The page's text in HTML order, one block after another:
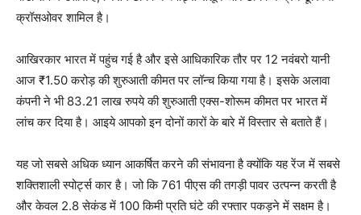
क्रॉसओवर शामिल है।
आखिरकार भारत में पहुंच गई है और इसे आधिकारिक तौर पर 12 नवंबरो यानी
आज ₹1.50 करोड़ की शुरुआती कीमत पर लॉन्च किया गया है। इसके अलावा
कंपनी ने भी 83.21 लाख रुपये की शुरुआती एक्स-शोरूम कीमत पर भारत में
लांच कर दिया है। आइये आपको इन दोनों कारों के बारे में विस्तार से बताते हैं।
यह जो सबसे अधिक ध्यान आकर्षित करने की संभावना है क्योंकि यह रेंज में सबसे
शक्तिशाली स्पोर्ट्स कार है। जो कि 761 पीएस की तगड़ी पावर उत्पन्न करती है
और केवल 2.8 सेकंड में 100 किमी प्रति घंटे की रफ्तार पकड़ने में सक्षम है।